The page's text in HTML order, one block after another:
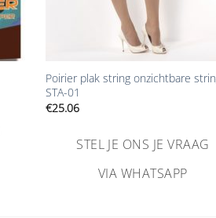
Poirier plak string onzichtbare
STA-01
€25.06
STEL JE ONS JE VRAAG
VIA WHATSAPP